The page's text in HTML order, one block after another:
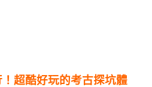
超酷好玩的考古探坑體